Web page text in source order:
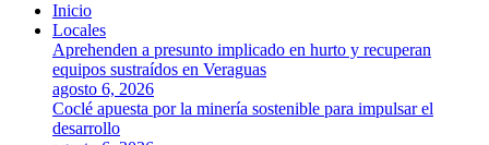
Inicio
Locales
Aprehenden a presunto implicado en hurto y recuperan
equipos sustraídos en Veraguas
agosto 6, 2026
Coclé apuesta por la minería sostenible para impulsar el
desarrollo